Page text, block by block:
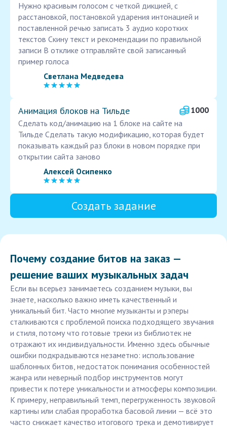
Нужно красивым голосом с четкой дикцией, с
расстановкой, постановкой ударения интонацией и
поставленной речью записать 3 аудио коротких
текстов Скину текст и рекомендации по правильной
записи В отклике отправляйте свой записанный
пример голоса
Светлана Медведева
Анимация блоков на Тильде
1000
Сделать код/анимацию на 1 блоке на сайте на
Тильде Сделать такую модификацию, которая будет
показывать каждый раз блоки в новом порядке при
открытии сайта заново
Алексей Осипенко
Создать задание
Почему создание битов на заказ —
решение ваших музыкальных задач
Если вы всерьез занимаетесь созданием музыки, вы
знаете, насколько важно иметь качественный и
уникальный бит. Часто многие музыканты и рэперы
сталкиваются с проблемой поиска подходящего звучания
и стиля, потому что готовые треки из библиотек не
отражают их индивидуальности. Именно здесь обычные
ошибки подкрадываются незаметно: использование
шаблонных битов, недостаток понимания особенностей
жанра или неверный подбор инструментов могут
привести к потере уникальности и атмосферы композиции.
К примеру, неправильный темп, перегруженность звуковой
картины или слабая проработка басовой линии — всё это
часто снижает качество итогового трека и демотивирует